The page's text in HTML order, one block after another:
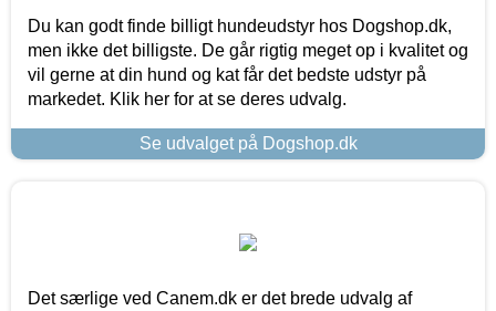
Du kan godt finde billigt hundeudstyr hos Dogshop.dk,
men ikke det billigste. De går rigtig meget op i kvalitet og
vil gerne at din hund og kat får det bedste udstyr på
markedet. Klik her for at se deres udvalg.
Se udvalget på Dogshop.dk
Det særlige ved Canem.dk er det brede udvalg af